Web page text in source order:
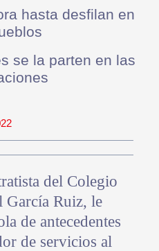
hasta desfilan en
se la parten en las
del Colegio
García Ruiz, le
de antecedentes
de servicios al